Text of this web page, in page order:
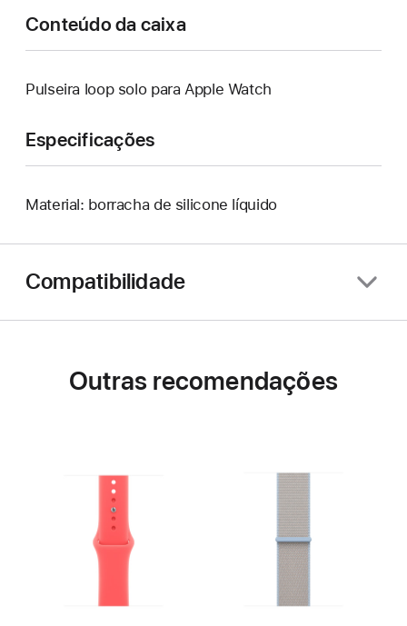
Conteúdo da caixa
Pulseira loop solo para Apple Watch
Especificações
Material: borracha de silicone líquido
Compatibilidade
Outras recomendações